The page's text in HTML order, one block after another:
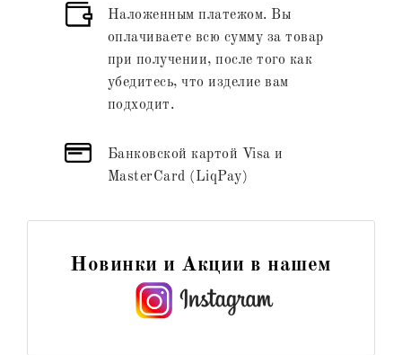
Наложенным платежом. Вы
оплачиваете всю сумму за товар
при получении, после того как
убедитесь, что изделие вам
подходит.
Банковской картой Visa и
MasterCard (LiqPay)
Новинки и Акции в нашем